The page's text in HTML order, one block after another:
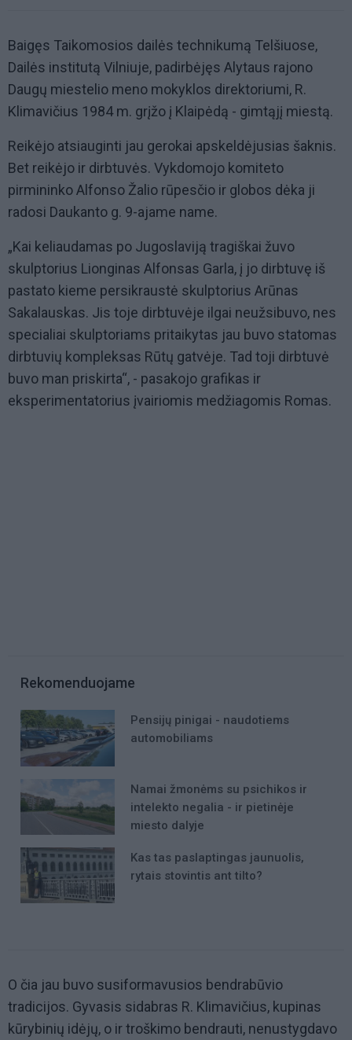
Baigęs Taikomosios dailės technikumą Telšiuose,
Dailės institutą Vilniuje, padirbėjęs Alytaus rajono
Daugų miestelio meno mokyklos direktoriumi, R.
Klimavičius 1984 m. grįžo į Klaipėdą - gimtąjį miestą.
Reikėjo atsiauginti jau gerokai apskeldėjusias šaknis.
Bet reikėjo ir dirbtuvės. Vykdomojo komiteto
pirmininko Alfonso Žalio rūpesčio ir globos dėka ji
radosi Daukanto g. 9-ajame name.
„Kai keliaudamas po Jugoslaviją tragiškai žuvo
skulptorius Lionginas Alfonsas Garla, į jo dirbtuvę iš
pastato kieme persikraustė skulptorius Arūnas
Sakalauskas. Jis toje dirbtuvėje ilgai neužsibuvo, nes
specialiai skulptoriams pritaikytas jau buvo statomas
dirbtuvių kompleksas Rūtų gatvėje. Tad toji dirbtuvė
buvo man priskirta“, - pasakojo grafikas ir
eksperimentatorius įvairiomis medžiagomis Romas.
Rekomenduojame
Pensijų pinigai - naudotiems
automobiliams
Namai žmonėms su psichikos ir
intelekto negalia - ir pietinėje
miesto dalyje
Kas tas paslaptingas jaunuolis,
rytais stovintis ant tilto?
O čia jau buvo susiformavusios bendrabūvio
tradicijos. Gyvasis sidabras R. Klimavičius, kupinas
kūrybinių idėjų, o ir troškimo bendrauti, nenustygdavo